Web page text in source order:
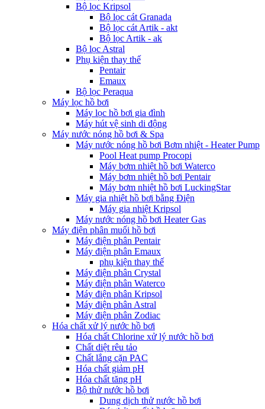
Bộ lọc Kripsol
Bộ lọc cát Granada
Bộ lọc cát Artik - akt
Bộ lọc Artik - ak
Bộ lọc Astral
Phụ kiện thay thế
Pentair
Emaux
Bộ lọc Peraqua
Máy lọc hồ bơi
Máy lọc hồ bơi gia đình
Máy hút vệ sinh di động
Máy nước nóng hồ bơi & Spa
Máy nước nóng hồ bơi Bơm nhiệt - Heater Pump
Pool Heat pump Procopi
Máy bơm nhiệt hồ bơi Waterco
Máy bơm nhiệt hồ bơi Pentair
Máy bơm nhiệt hồ bơi LuckingStar
Máy gia nhiệt hồ bơi bằng Điện
Máy gia nhiệt Kripsol
Máy nước nóng hồ bơi Heater Gas
Máy điện phân muối hồ bơi
Máy điện phân Pentair
Máy điện phân Emaux
phụ kiện thay thế
Máy điện phân Crystal
Máy điện phân Waterco
Máy điện phân Kripsol
Máy điện phân Astral
Máy điện phân Zodiac
Hóa chất xử lý nước hồ bơi
Hóa chất Chlorine xử lý nước hồ bơi
Chất diệt rêu tảo
Chất lắng cặn PAC
Hóa chất giảm pH
Hóa chất tăng pH
Bộ thử nước hồ bơi
Dung dịch thử nước hồ bơi